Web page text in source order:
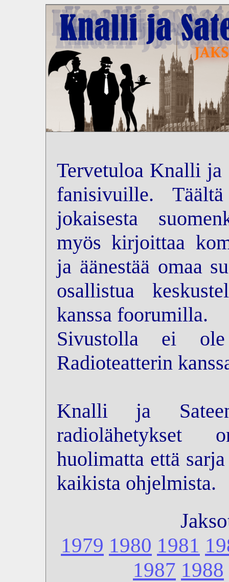
Tervetuloa Knalli ja
fanisivuille.
jokaisesta
myös kirjoittaa
ja äänestää omaa
osallistua
kanssa foorumilla.
Sivustolla ei
Radioteatterin
Knalli ja
radiolähetykset
huolimatta että
kaikista ohjelmista.
1979 1980 1981
1987 1988